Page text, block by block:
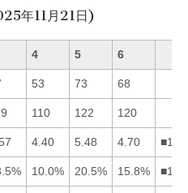
年11月21日)
4 5 6
53 73 68
110 122 120
4.40 5.48 4.70
10.0% 20.5% 15.8%